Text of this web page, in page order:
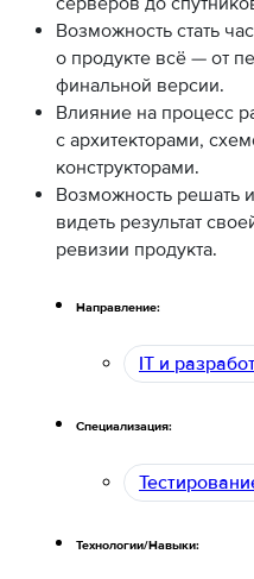
Возможность стать
о продукте всё — от
финальной версии.
Влияние на процесс
с архитекторами,
конструкторами.
Возможность решать
видеть результат
ревизии продукта.
Направление:
IT и
Специализация:
Технологии/Навыки: